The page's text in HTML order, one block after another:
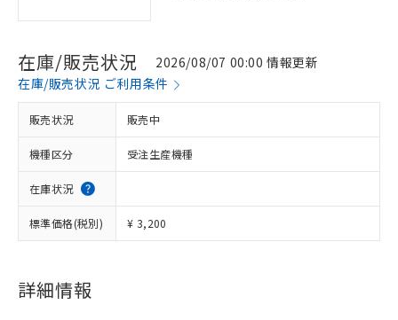
在庫/販売状況
2026/08/07 00:00 情報更新
在庫/販売状況 ご利用条件
販売状況 販売中
機種区分 受注生産機種
在庫状況
標準価格(税別) ¥ 3,200
詳細情報